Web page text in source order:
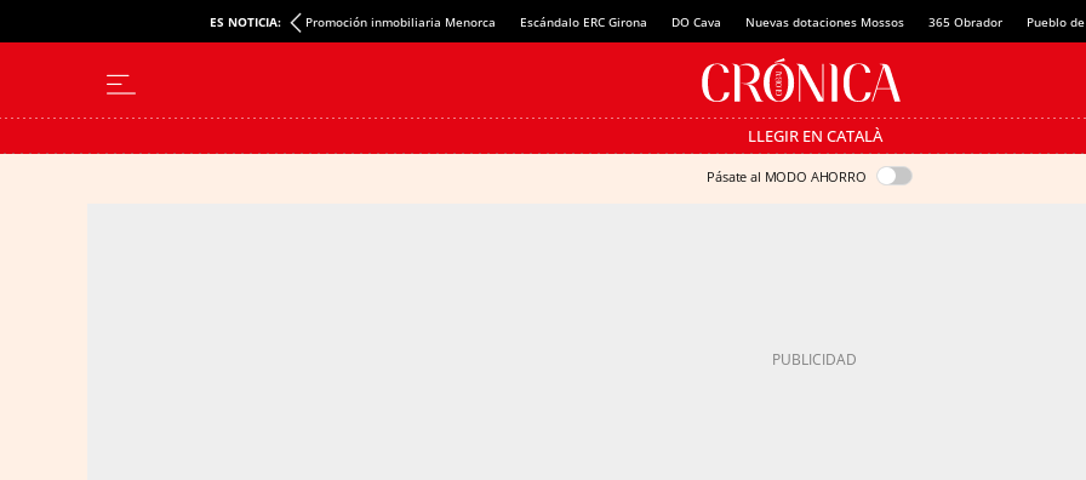
ES NOTICIA: Promoción inmobiliaria Menorca Escándalo ERC Girona DO Cava Nuevas dotaciones Mossos 365 Obrador Pueblo
LLEGIR EN CATALÀ
Pásate al MODO AHORRO